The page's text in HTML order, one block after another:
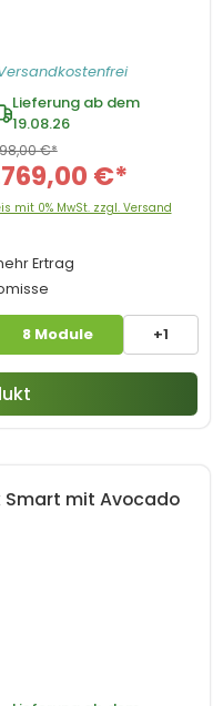
8 Module +1
Lieferung ab dem
19.08.26
€*
€*
mit 0% MwSt. zzgl. Versand
Ertrag
Smart mit Avocado